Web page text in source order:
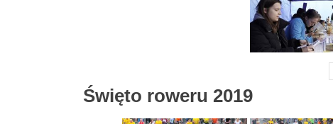
Święto roweru 2019